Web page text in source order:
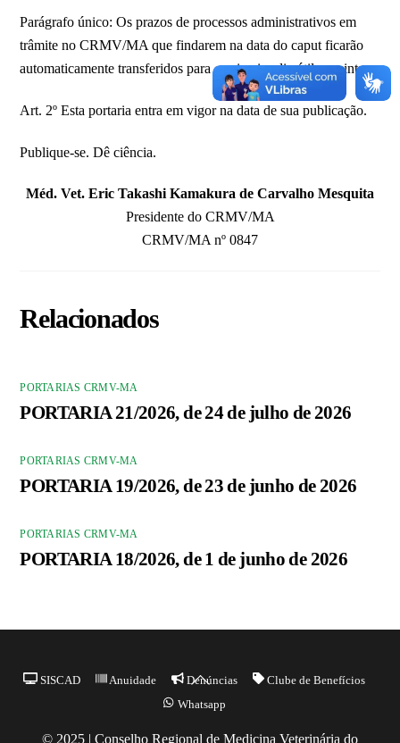
Parágrafo único: Os prazos de processos administrativos em
trâmite no CRMV/MA que findarem na data do caput ficarão
automaticamente transferidos para o primeiro dia útil seguinte.
Art. 2º Esta portaria entra em vigor na data de sua publicação.
Publique-se. Dê ciência.
Méd. Vet. Eric Takashi Kamakura de Carvalho Mesquita
Presidente do CRMV/MA
CRMV/MA nº 0847
Relacionados
PORTARIAS CRMV-MA
PORTARIA 21/2026, de 24 de julho de 2026
PORTARIAS CRMV-MA
PORTARIA 19/2026, de 23 de junho de 2026
PORTARIAS CRMV-MA
PORTARIA 18/2026, de 1 de junho de 2026
Back
To
SISCAD Anuidade Denúncias
Clube de Benefícios
Whatsapp
© 2025 | Conselho Regional de Medicina Veterinária do